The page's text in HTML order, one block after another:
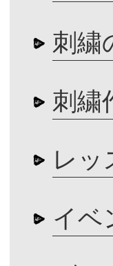
刺繍
刺繍
レッ
イベ